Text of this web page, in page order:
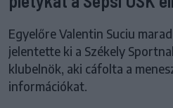
Egyelőre Valentin Suciu
jelentette ki a Székely
klubelnök, aki cáfolta a
információkat.